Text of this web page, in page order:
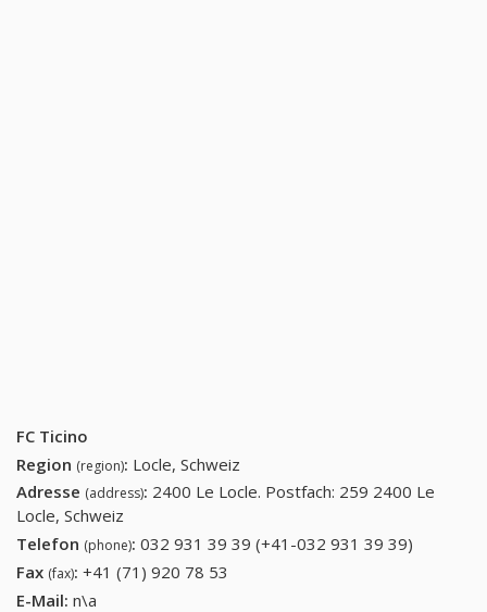
FC Ticino
Region (region): Locle, Schweiz
Adresse (address): 2400 Le Locle. Postfach: 259 2400 Le
Locle, Schweiz
Telefon (phone): 032 931 39 39 (+41-032 931 39 39)
Fax (fax): +41 (71) 920 78 53
E-Mail: n\a